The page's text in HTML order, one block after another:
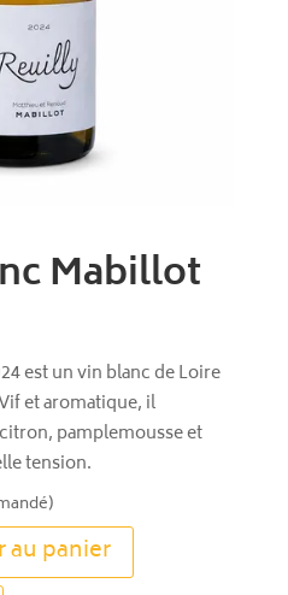
Mabillot
est un vin blanc de Loire
et aromatique, il
pamplemousse et
tension.
au panier